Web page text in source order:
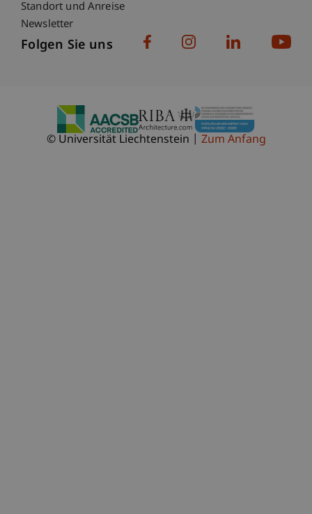
Standort und Anreise
Newsletter
Folgen Sie uns
© Universität Liechtenstein Zum Anfang